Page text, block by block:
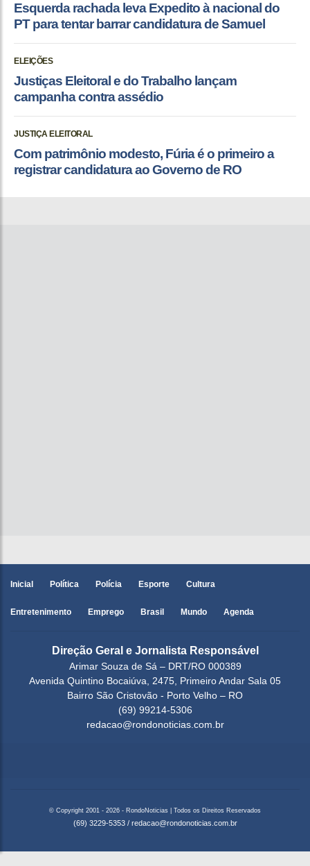
Esquerda rachada leva Expedito à nacional do
PT para tentar barrar candidatura de Samuel
ELEIÇÕES
Justiças Eleitoral e do Trabalho lançam
campanha contra assédio
JUSTIÇA ELEITORAL
Com patrimônio modesto, Fúria é o primeiro a
registrar candidatura ao Governo de RO
Inicial Política Polícia Esporte Cultura
Entretenimento Emprego Brasil Mundo Agenda
Direção Geral e Jornalista Responsável
Arimar Souza de Sá – DRT/RO 000389
Avenida Quintino Bocaiúva, 2475, Primeiro Andar Sala 05
Bairro São Cristovão - Porto Velho – RO
(69) 99214-5306
redacao@rondonoticias.com.br
© Copyright 2001 - 2026 - RondoNoticias | Todos os Direitos Reservados
(69) 3229-5353 / redacao@rondonoticias.com.br